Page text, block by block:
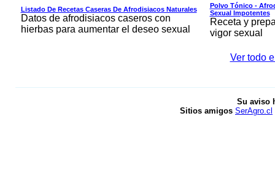
Listado De Recetas Caseras De Afrodisiacos Naturales
Datos de afrodisiacos caseros con
hierbas para aumentar el deseo sexual
Polvo Tónico -
Sexual Impotentes
Receta y
vigor sexual
Ver todo
Su aviso
Sitios amigos SerAgro.cl